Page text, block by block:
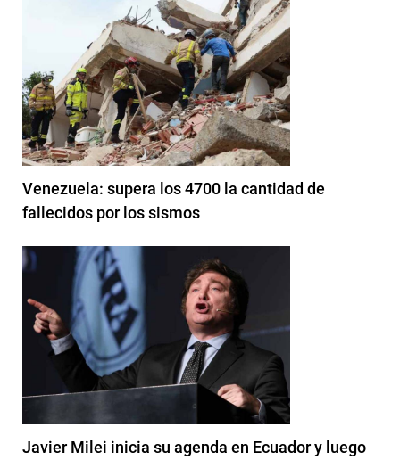
Venezuela: supera los 4700 la cantidad de
fallecidos por los sismos
Javier Milei inicia su agenda en Ecuador y luego